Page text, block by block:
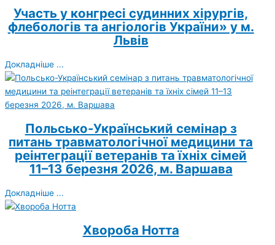
Участь у конгресі судинних хірургів,
флебологів та ангіологів України» у м.
Львів
Докладніше ...
Польсько-Український семінар з
питань травматологічної медицини та
реінтеграції ветеранів та їхніх сімей
11–13 березня 2026, м. Варшава
Докладніше ...
Хвороба Нотта